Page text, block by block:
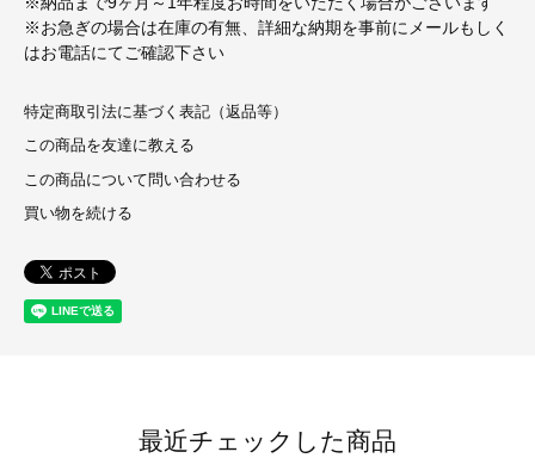
※お急ぎの場合は在庫の有無、詳細な納期を事前にメールもしく
はお電話にてご確認下さい
特定商取引法に基づく表記（返品等）
この商品を友達に教える
この商品について問い合わせる
買い物を続ける
最近チェックした商品